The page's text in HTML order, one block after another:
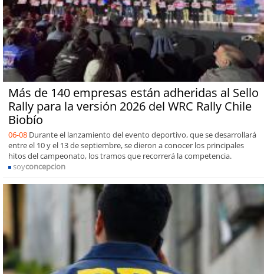
Más de 140 empresas están adheridas al Sello
Rally para la versión 2026 del WRC Rally Chile
Biobío
06-08 Durante el lanzamiento del evento deportivo, que se desarrollará
entre el 10 y el 13 de septiembre, se dieron a conocer los principales
hitos del campeonato, los tramos que recorrerá la competencia.
soyconcepcion